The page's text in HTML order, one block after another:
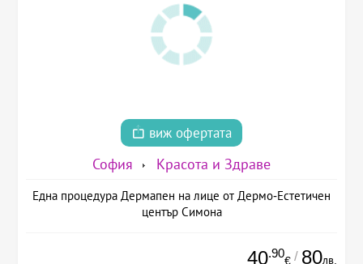
виж офертата
София Красота и Здраве
Една процедура Дермапен на лице от Дермо-Естетичен
център Симона
40.90
€ / 80лв.